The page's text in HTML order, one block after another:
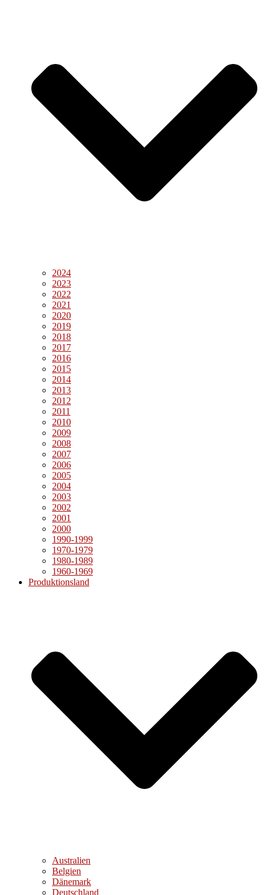
2024
2023
2022
2021
2020
2019
2018
2017
2016
2015
2014
2013
2012
2011
2010
2009
2008
2007
2006
2005
2004
2003
2002
2001
2000
1990-1999
1970-1979
1980-1989
1960-1969
Produktionsland
Australien
Belgien
Dänemark
Deutschland